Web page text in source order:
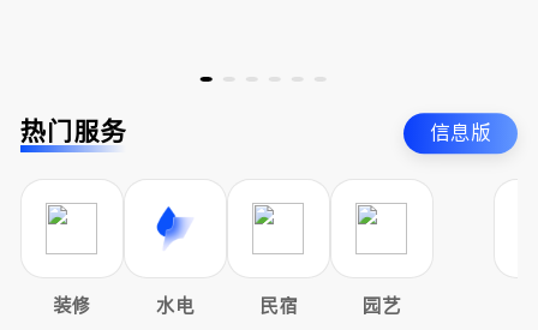
热门服务 信息版
装修 水电 民宿 园艺